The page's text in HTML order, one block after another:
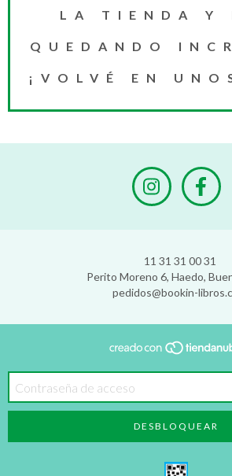
LA TIENDA Y
QUEDANDO
¡VOLVÉ EN
11 31 31 00 31
Perito Moreno 6, Haedo,
pedidos@bookin-